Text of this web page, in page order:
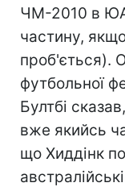
ЧМ-2010 в
частину,
проб'ється).
футбольної
Бултбі
вже якийсь
що Хиддінк